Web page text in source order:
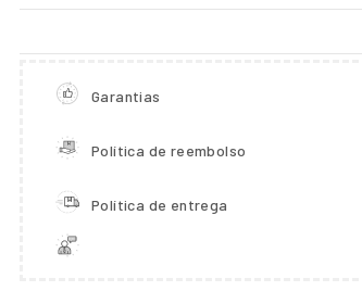
Garantias
Política de reembolso
Política de entrega